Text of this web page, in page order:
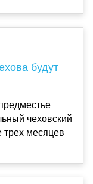
будут
чеховский
трех месяцев